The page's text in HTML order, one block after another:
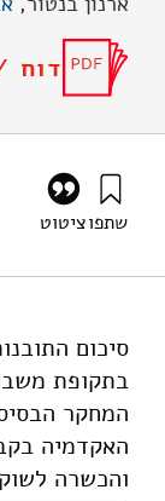
דוח
שתפוציטוט
סיכום
בתקופת
המחקר
האקדמיה
והכשרה